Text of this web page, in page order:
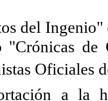
del
"Crónicas
Oficiales
a la